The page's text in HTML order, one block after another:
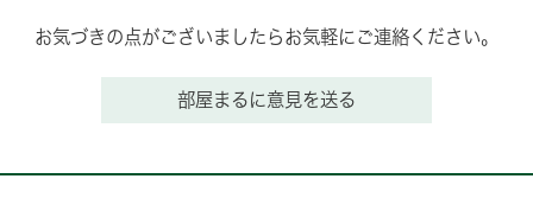
お気づきの点がございましたらお気軽にご連絡ください。
部屋まるに意見を送る